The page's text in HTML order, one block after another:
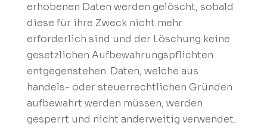
erhobenen Daten werden gelöscht, sobald
diese für ihre Zweck nicht mehr
erforderlich sind und der Löschung keine
gesetzlichen Aufbewahrungspflichten
entgegenstehen. Daten, welche aus
handels- oder steuerrechtlichen Gründen
aufbewahrt werden müssen, werden
gesperrt und nicht anderweitig verwendet.